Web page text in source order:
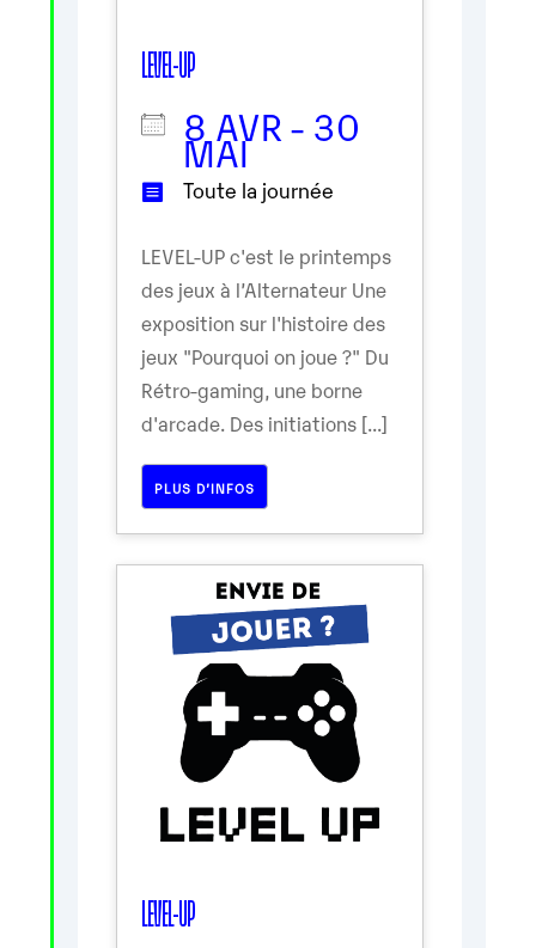
LEVEL-UP
8 AVR - 30
MAI
Toute la journée
LEVEL-UP c'est le printemps
des jeux à l’Alternateur Une
exposition sur l'histoire des
jeux "Pourquoi on joue ?" Du
Rétro-gaming, une borne
d'arcade. Des initiations [...]
PLUS D’INFOS
LEVEL-UP